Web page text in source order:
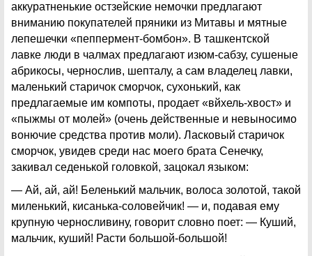
аккуратненькие остзейские немочки предлагают
вниманию покупателей пряники из Митавы и мятные
лепешечки «пеппермент-бомбон». В ташкентской
лавке люди в чалмах предлагают изюм-сабзу, сушеные
абрикосы, чернослив, шепталу, а сам владелец лавки,
маленький старичок сморчок, сухонький, как
предлагаемые им компоты, продает «вйхель-хвост» и
«пыжмы от молей» (очень действенные и невыносимо
вонючие средства против моли). Ласковый старичок
сморчок, увидев среди нас моего брата Сенечку,
закивал седенькой головкой, зацокал языком:
— Ай, ай, ай! Беленький мальчик, волоса золотой, такой
миленький, кисанька-соловейчик! — и, подавая ему
крупную черносливину, говорит словно поет: — Куший,
мальчик, куший! Расти большой-большой!